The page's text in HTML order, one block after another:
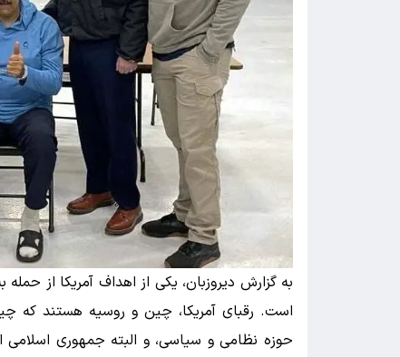
به گزارش دیروزبان، یکی از اهداف آمریکا از
است. رقبای آمریکا، چین و روسیه هستند که
حوزه نظامی و سیاسی، و البته جمهوری اسلامی